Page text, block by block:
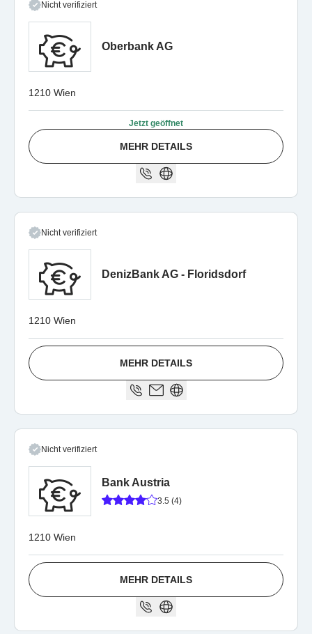
Nicht verifiziert
Oberbank AG
1210 Wien
Jetzt geöffnet
MEHR DETAILS
Nicht verifiziert
DenizBank AG - Floridsdorf
1210 Wien
MEHR DETAILS
Nicht verifiziert
Bank Austria
3.5 (4)
1210 Wien
MEHR DETAILS